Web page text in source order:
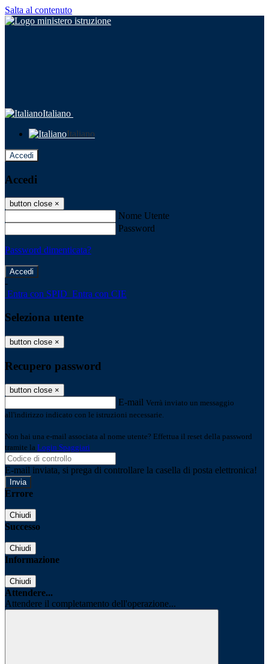
Salta al contenuto
Italiano
Italiano
Accedi
Accedi
button close ×
Nome Utente
Password
Password dimenticata?
-
Entra con SPID Entra con CIE
Seleziona utente
button close ×
Recupero password
button close ×
E-mail Verrà inviato un messaggio
all'indirizzo indicato con le istruzioni necessarie.
Non hai una e-mail associata al nome utente? Effettua il reset della password
tramite la Login Spaggiari
E-mail inviata, si prega di controllare la casella di posta elettronica!
Errore
Chiudi
Successo
Chiudi
Informazione
Chiudi
Attendere...
Attendere il completamento dell'operazione...